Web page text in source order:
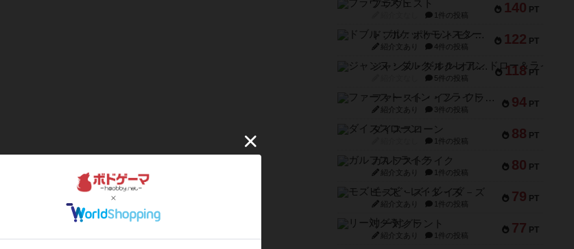
140 PT
ブラヴェスト
1件の投稿
122 PT
ドブル：ポケットモンスター
紹介文あり 4件の投稿
118 PT
ジャンヌ・ダルク-オルレアン ドロー＆ライト
5件の投稿
94 PT
ファースト・イン・フライト
紹介文あり 3件の投稿
88 PT
ダイススローン
1件の投稿
80 PT
ガルフストライク
紹介文あり 1件の投稿
79 PT
モズビ－ズ・レイダ－ズ
紹介文あり 1件の投稿
77 PT
リー対グラント
紹介文あり 1件の投稿